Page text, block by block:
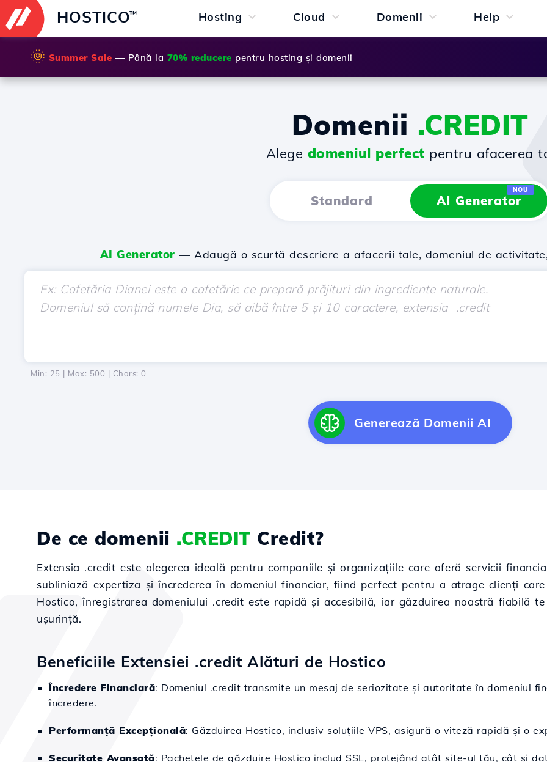
HOSTICO™ Hosting Cloud Domenii Help
🌞 Summer Sale — Până la 70% reducere pentru hosting și domenii
Domenii .CREDIT
Alege domeniul perfect pentru afacerea
Standard AI Generator
NOU
AI Generator — Adaugă o scurtă descriere a afacerii tale, domeniul de
Min: 25 | Max: 500 | Chars: 0
Generează Domenii AI
De ce domenii .CREDIT Credit?
Extensia .credit este alegerea ideală pentru companiile și organizațiile care oferă servicii
subliniază expertiza și încrederea în domeniul financiar, fiind perfect pentru a atrage clienți
Hostico, înregistrarea domeniului .credit este rapidă și accesibilă, iar găzduirea noastră fiabilă
ușurință.
Beneficiile Extensiei .credit Alături de Hostico
Încredere Financiară: Domeniul .credit transmite un mesaj de seriozitate și autoritate în domeniul
încredere.
Performanță Excepțională: Găzduirea Hostico, inclusiv soluțiile VPS, asigură o viteză rapidă și o
Securitate Avansată: Pachetele de găzduire Hostico includ SSL, protejând atât site-ul tău, cât și